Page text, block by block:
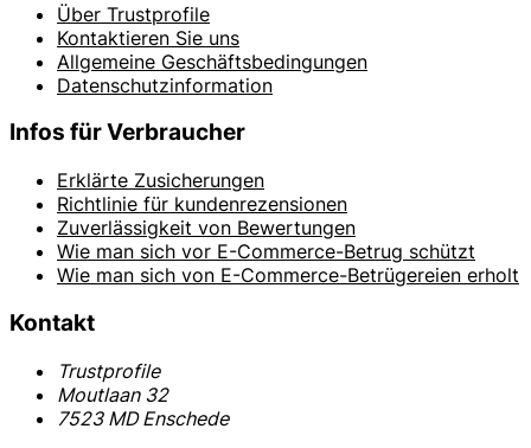
Über Trustprofile
Kontaktieren Sie uns
Allgemeine Geschäftsbedingungen
Datenschutzinformation
Infos für Verbraucher
Erklärte Zusicherungen
Richtlinie für kundenrezensionen
Zuverlässigkeit von Bewertungen
Wie man sich vor E-Commerce-Betrug schützt
Wie man sich von E-Commerce-Betrügereien erholt
Kontakt
Trustprofile
Moutlaan 32
7523 MD Enschede